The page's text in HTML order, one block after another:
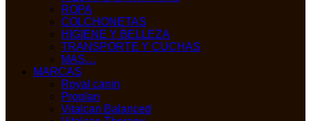
ROPA
COLCHONETAS
HIGIENE Y BELLEZA
TRANSPORTE Y CUCHAS
MAS…
MARCAS
Royal canin
Proplan
Vitalcan Balanced